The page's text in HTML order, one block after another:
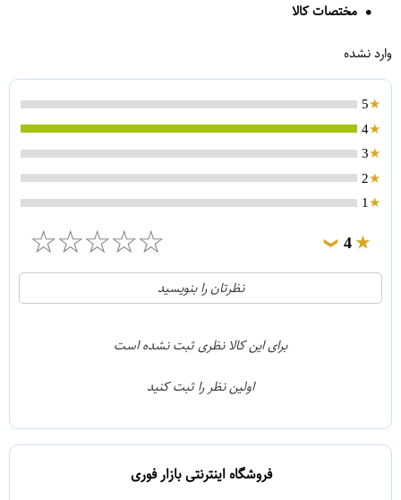
مختصات کالا
وارد نشده
5
4
3
2
1
4
❯
☆
☆
☆
☆
☆
0
0
نظرتان را بنویسید
برای این کالا نظری ثبت نشده است
اولین نظر را ثبت کنید
فروشگاه اینترنتی بازار فوری